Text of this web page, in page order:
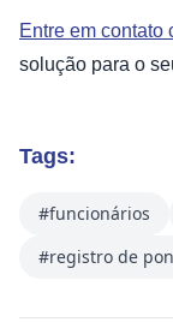
Entre em contato
solução para o
Tags:
#funcionários
#registro de